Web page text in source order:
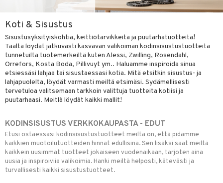
Koti & Sisustus
Sisustusyksityiskohtia, keittiötarvikkeita ja puutarhatuotteita!
Täältä löydät jatkuvasti kasvavan valikoiman kodinsisustustuotteita
tunnetuilta tuotemerkeiltä kuten Alessi, Zwilling, Rosendahl,
Orrefors, Kosta Boda, Pillivuyt ym.. Haluamme inspiroida sinua
etsiessäsi lahjaa tai sisustaessasi kotia. Mitä etsitkin sisustus- ja
lahjapuolelta, löydät varmasti meiltä etsimäsi. Sydämellisesti
tervetuloa valitsemaan tarkkoin valittuja tuotteita kotiisi ja
puutarhaasi. Meitlä löydät kaikki mallit!
KODINSISUSTUS VERKKOKAUPASTA - EDUT
Etusi ostaessasi kodinsisustustuotteet meiltä on, että pidämme
kaikkien muotoilutuotteiden hinnat edullisina. Sen lisäksi saat meiltä
kaikkein uusimmat tuotteet jokaiseen vuodenaikaan, tarjoten aina
uusia ja inspiroiviia valikoimia. Hanki meiltä helposti, kätevästi ja
turvallisesti kaikki sisustustuotteet.